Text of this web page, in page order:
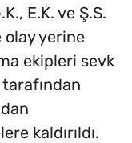
E.K. ve Ş.S.
olay yerine
ekipleri sevk
tarafından
kaldırıldı.